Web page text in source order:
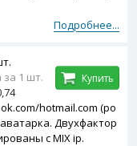
Подробнее...
hotmail.com (ро
Двухфактор
с MIX ip.
за 1 шт.
Купить